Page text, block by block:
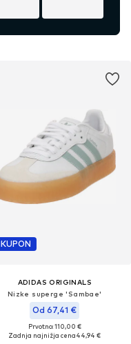
KUPON
ADIDAS ORIGINALS
Nizke superge 'Sambae'
Od 67,41 €
Prvotno: 110,00 €
Zadnja najnižja cena44,94 €